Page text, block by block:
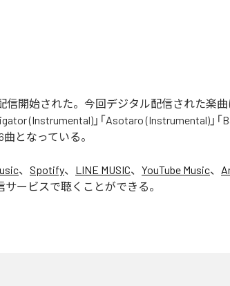
信開始された。今回デジタル配信された楽曲
(Instrumental)」「Asotaro (Instrumental)」「
となっている。
、 Spotify、 LINE MUSIC、 YouTube Music、
ービスで聴くことができる。